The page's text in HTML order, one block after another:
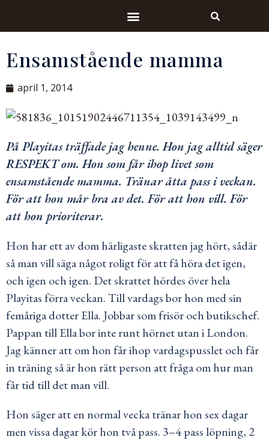
Ensamstående mamma
april 1, 2014
På Playitas träffade jag henne. Hon jag alltid säger
RESPEKT om. Hon som får ihop livet som
ensamstående mamma. Tränar åtta pass i veckan.
För att hon mår bra av det. För att hon vill. För
att hon prioriterar.
Hon har ett av dom härligaste skratten jag hört, sådär
så man vill säga något roligt för att få höra det igen,
och igen och igen. Det skrattet hördes över hela
Playitas förra veckan. Till vardags bor hon med sin
femåriga dotter Ella. Jobbar som frisör och butikschef.
Pappan till Ella bor inte runt hörnet utan i London.
Jag känner att om hon får ihop vardagspusslet och får
in träning så är hon rätt person att fråga om hur man
får tid till det man vill.
Hon säger att en normal vecka tränar hon sex dagar
men vissa dagar kör hon två pass. 3–4 pass löpning, 2